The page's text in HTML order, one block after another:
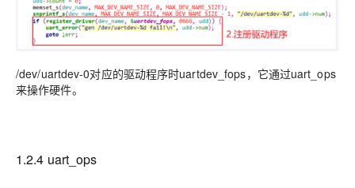
/dev/uartdev-0对应的驱动程序时uartdev_fops，它通过uart_ops
来操作硬件。
1.2.4 uart_ops